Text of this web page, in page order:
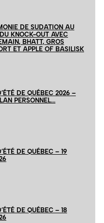
DE SUDATION AU
KNOCK-OUT AVEC
BHATT, GROS
ET APPLE OF BASILISK
DE QUÉBEC 2026 –
PERSONNEL…
DE QUÉBEC – 19
DE QUÉBEC – 18